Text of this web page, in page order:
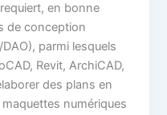
en bonne
de conception
parmi lesquels
Revit, ArchiCAD,
des plans en
numériques